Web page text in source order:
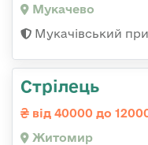
Мукачево
Мукачівський
Стрілець
від 40000 до
Житомир